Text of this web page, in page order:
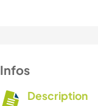
Infos
Description